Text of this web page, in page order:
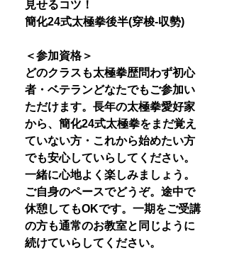
見せるコツ！
簡化24式太極拳後半(穿梭-収勢)
＜参加資格＞
どのクラスも太極拳歴問わず初心
者・ベテランどなたでもご参加い
ただけます。長年の太極拳愛好家
から、簡化24式太極拳をまだ覚え
ていない方・これから始めたい方
でも安心していらしてください。
一緒に心地よく楽しみましょう。
ご自身のペースでどうぞ。途中で
休憩してもOKです。一期をご受講
の方も通常のお教室と同じように
続けていらしてください。